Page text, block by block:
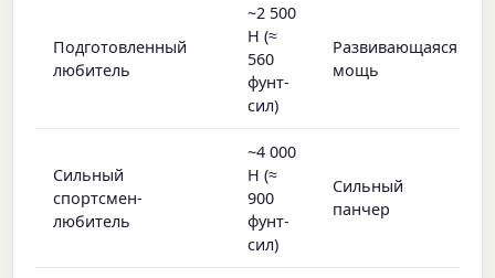
Подготовленный
любитель
~2 500
Н (≈
560
фунт-
сил)
Развивающаяся
мощь
Сильный
спортсмен-
любитель
~4 000
Н (≈
900
фунт-
сил)
Сильный
панчер